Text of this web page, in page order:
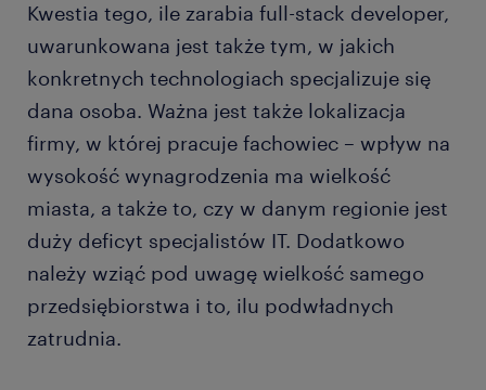
Kwestia tego, ile zarabia full-stack developer,
uwarunkowana jest także tym, w jakich
konkretnych technologiach specjalizuje się
dana osoba. Ważna jest także lokalizacja
firmy, w której pracuje fachowiec – wpływ na
wysokość wynagrodzenia ma wielkość
miasta, a także to, czy w danym regionie jest
duży deficyt specjalistów IT. Dodatkowo
należy wziąć pod uwagę wielkość samego
przedsiębiorstwa i to, ilu podwładnych
zatrudnia.